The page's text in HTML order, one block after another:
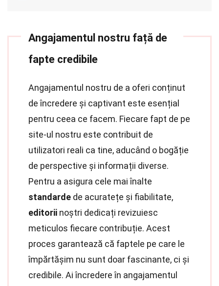
Angajamentul nostru față de
fapte credibile
Angajamentul nostru de a oferi conținut
de încredere și captivant este esențial
pentru ceea ce facem. Fiecare fapt de pe
site-ul nostru este contribuit de
utilizatori reali ca tine, aducând o bogăție
de perspective și informații diverse.
Pentru a asigura cele mai înalte
standarde de acuratețe și fiabilitate,
editorii noștri dedicați revizuiesc
meticulos fiecare contribuție. Acest
proces garantează că faptele pe care le
împărtășim nu sunt doar fascinante, ci și
credibile. Ai încredere în angajamentul